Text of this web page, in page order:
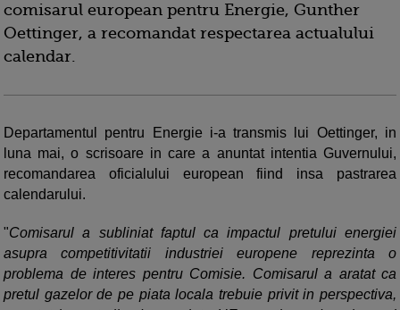
comisarul european pentru Energie, Gunther
Oettinger, a recomandat respectarea actualului
calendar.
Departamentul pentru Energie i-a transmis lui Oettinger, in
luna mai, o scrisoare in care a anuntat intentia Guvernului,
recomandarea oficialului european fiind insa pastrarea
calendarului.
"Comisarul a subliniat faptul ca impactul pretului energiei
asupra competitivitatii industriei europene reprezinta o
problema de interes pentru Comisie. Comisarul a aratat ca
pretul gazelor de pe piata locala trebuie privit in perspectiva,